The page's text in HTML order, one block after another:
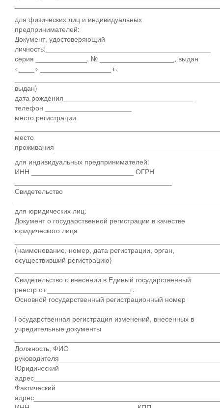
для физических лиц и индивидуальных
предпринимателей:
Документ, удостоверяющий
личность:__________________________________________
серия _____________, № ___________________, выдан
«____» __________________ г.
выдан)
дата рождения_________________________________
телефон ______________________
место регистрации
место
для индивидуальных предпринимателей:
ИНН __________________________ ОГРН
Свидетельство
для юридических лиц:
Документ о государственной регистрации в качестве
юридического лица
(наименование, номер, дата регистрации, орган,
осуществивший регистрацию)
Свидетельство о внесении в Единый государственный
реестр от _____________________г.
Основной государственный регистрационный номер
Государственная регистрация изменений, внесенных в
учредительные документы
Должность, ФИО
Юридический
Фактический